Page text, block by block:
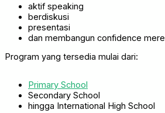
aktif speaking
berdiskusi
presentasi
dan membangun confidence
Program yang tersedia mulai dari:
Primary School
Secondary School
hingga International High School